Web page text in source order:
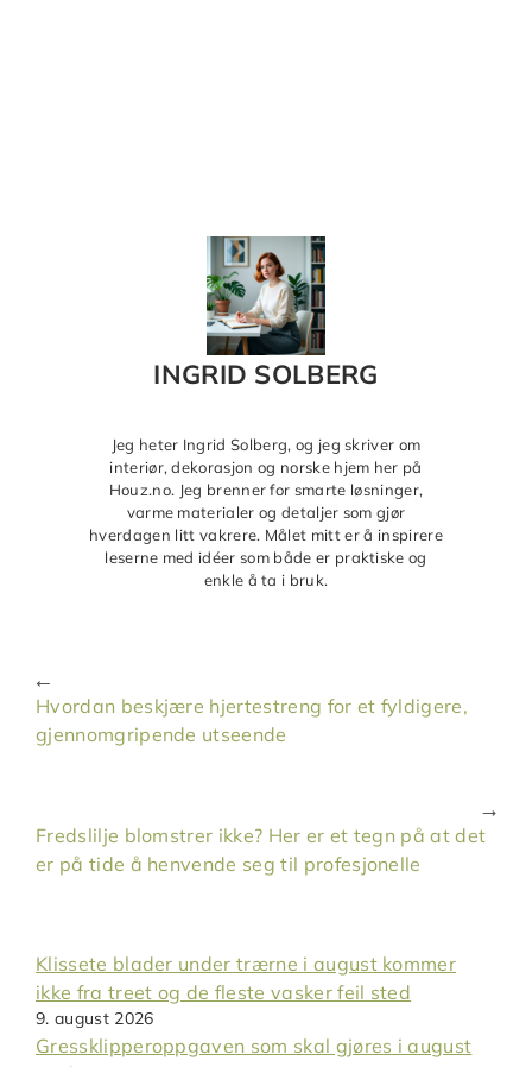
INGRID SOLBERG
Jeg heter Ingrid Solberg, og jeg skriver om
interiør, dekorasjon og norske hjem her på
Houz.no. Jeg brenner for smarte løsninger,
varme materialer og detaljer som gjør
hverdagen litt vakrere. Målet mitt er å inspirere
leserne med idéer som både er praktiske og
enkle å ta i bruk.
Hvordan beskjære hjertestreng for et fyldigere,
gjennomgripende utseende
Fredslilje blomstrer ikke? Her er et tegn på at det
er på tide å henvende seg til profesjonelle
Klissete blader under trærne i august kommer
ikke fra treet og de fleste vasker feil sted
9. august 2026
Gressklipperoppgaven som skal gjøres i august